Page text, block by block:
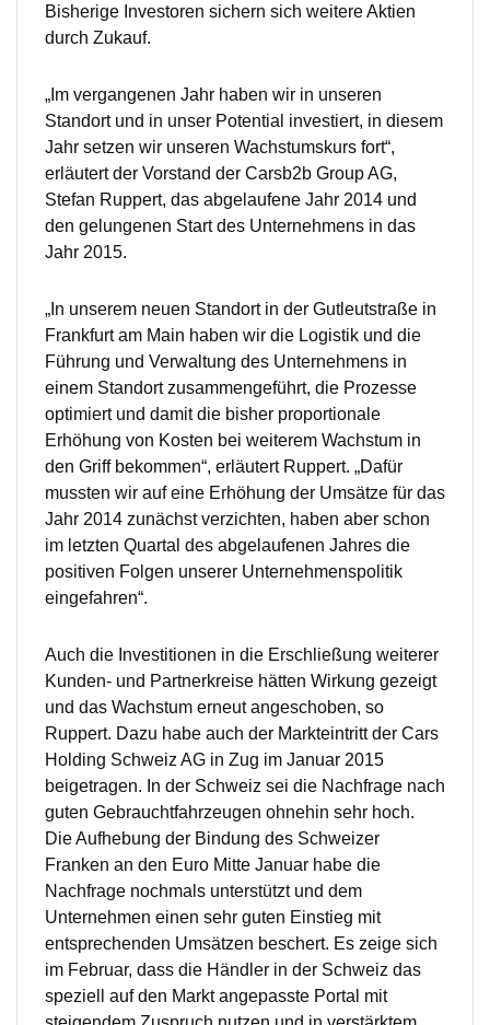
Bisherige Investoren sichern sich weitere Aktien
durch Zukauf.
„Im vergangenen Jahr haben wir in unseren
Standort und in unser Potential investiert, in diesem
Jahr setzen wir unseren Wachstumskurs fort“,
erläutert der Vorstand der Carsb2b Group AG,
Stefan Ruppert, das abgelaufene Jahr 2014 und
den gelungenen Start des Unternehmens in das
Jahr 2015.
„In unserem neuen Standort in der Gutleutstraße in
Frankfurt am Main haben wir die Logistik und die
Führung und Verwaltung des Unternehmens in
einem Standort zusammengeführt, die Prozesse
optimiert und damit die bisher proportionale
Erhöhung von Kosten bei weiterem Wachstum in
den Griff bekommen“, erläutert Ruppert. „Dafür
mussten wir auf eine Erhöhung der Umsätze für das
Jahr 2014 zunächst verzichten, haben aber schon
im letzten Quartal des abgelaufenen Jahres die
positiven Folgen unserer Unternehmenspolitik
eingefahren“.
Auch die Investitionen in die Erschließung weiterer
Kunden- und Partnerkreise hätten Wirkung gezeigt
und das Wachstum erneut angeschoben, so
Ruppert. Dazu habe auch der Markteintritt der Cars
Holding Schweiz AG in Zug im Januar 2015
beigetragen. In der Schweiz sei die Nachfrage nach
guten Gebrauchtfahrzeugen ohnehin sehr hoch.
Die Aufhebung der Bindung des Schweizer
Franken an den Euro Mitte Januar habe die
Nachfrage nochmals unterstützt und dem
Unternehmen einen sehr guten Einstieg mit
entsprechenden Umsätzen beschert. Es zeige sich
im Februar, dass die Händler in der Schweiz das
speziell auf den Markt angepasste Portal mit